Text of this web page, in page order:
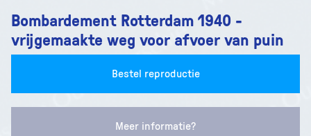
Bombardement Rotterdam 1940 -
vrijgemaakte weg voor afvoer van puin
Bestel reproductie
Meer informatie?